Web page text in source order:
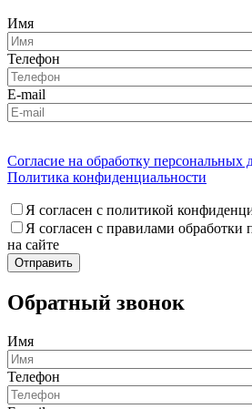
Имя
Телефон
E-mail
Согласие на обработку персональных
Политика конфиденциальности
Я согласен с политикой
Я согласен с правилами
на сайте
Обратный звонок
Имя
Телефон